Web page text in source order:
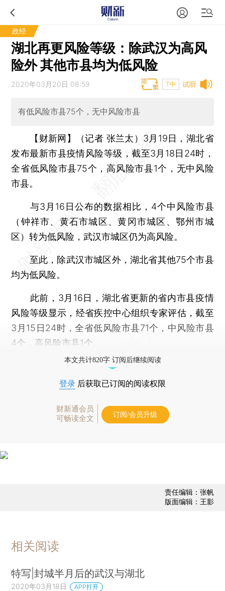
政经
湖北再更风险等级：除武汉为高风
险外 其他市县均为低风险
试听
2020年03月20日 08:59 T中
有低风险市县75个，无中风险市县
【财新网】（记者 张兰太） 3月19日，湖北省
发布最新市县疫情风险等级，截至3月18日24时，
全省低风险市县75个，高风险市县1个，无中风险
市县。
与3月16日公布的数据相比，4个中风险市县
（钟祥市、黄石市城区、黄冈市城区、鄂州市城
区）转为低风险，武汉市城区仍为高风险。
至此，除武汉市城区外，湖北省其他75个市县
均为低风险。
此前，3月16日，湖北省更新的省内市县疫情
风险等级显示，经省疾控中心组织专家评估，截至
3月15日24时，全省低风险市县71个，中风险市县
4个，高风险市县1个。
本文共计820字 订阅后继续阅读
登录 后获取已订阅的阅读权限
财新通会员
可畅读全文
订阅/会员升级
责任编辑：张帆
版面编辑：王影
相关阅读
特写|封城半月后的武汉与湖北
2020年03月18日 APP打开